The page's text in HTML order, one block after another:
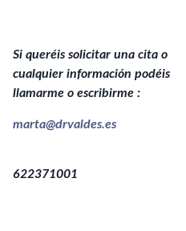
Si queréis solicitar una cita o
cualquier información podéis
llamarme o escribirme :
marta@drvaldes.es
622371001